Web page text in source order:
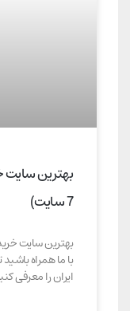
بهترین سایت
7 سایت)
بهترین سایت
با ما همراه
ایران را معرفی